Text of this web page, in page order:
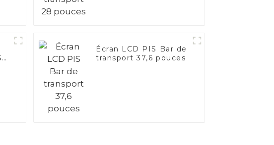
Écran LCD PIS Bar de
transport 37,6 pouces